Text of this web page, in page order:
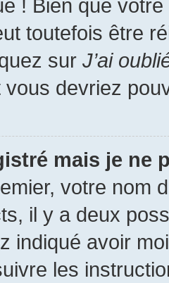
! Bien que
toutefois être
sur J’ai
vous devriez
mais je ne
votre nom
il y a deux
indiqué avoir
les